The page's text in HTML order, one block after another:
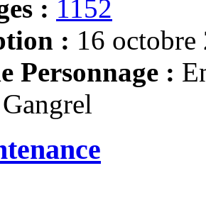
: 1152
: 16
Personnage :
Gangrel